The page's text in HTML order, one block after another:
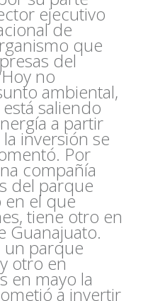
ejecutivo
de
que
del
no
ambiental,
saliendo
a partir
inversión se
Por
compañía
del parque
en el que
tiene otro en
Guanajuato.
un parque
otro en
en mayo la
a invertir